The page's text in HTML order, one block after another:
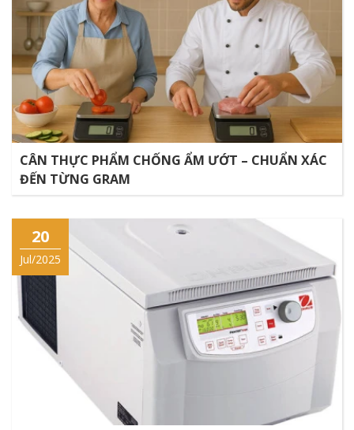
CÂN THỰC PHẨM CHỐNG ẨM ƯỚT – CHUẨN XÁC
ĐẾN TỪNG GRAM
20
Jul/2025